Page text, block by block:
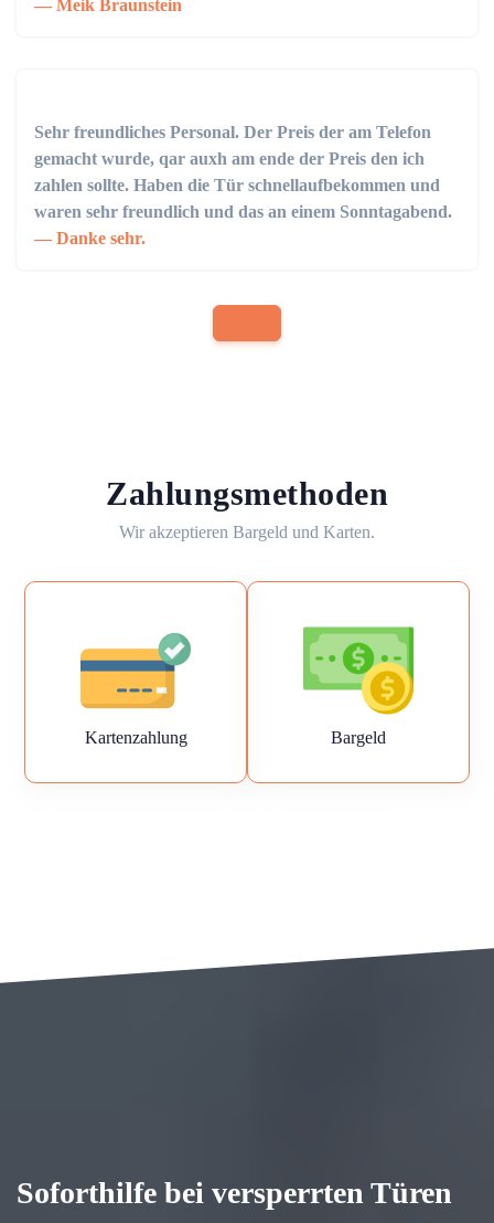
Meik Braunstein
Sehr freundliches Personal. Der Preis der am Telefon
gemacht wurde, qar auxh am ende der Preis den ich
zahlen sollte. Haben die Tür schnellaufbekommen und
waren sehr freundlich und das an einem Sonntagabend.
Danke sehr.
Zahlungsmethoden
Wir akzeptieren Bargeld und Karten.
Kartenzahlung Bargeld
Soforthilfe bei versperrten Türen